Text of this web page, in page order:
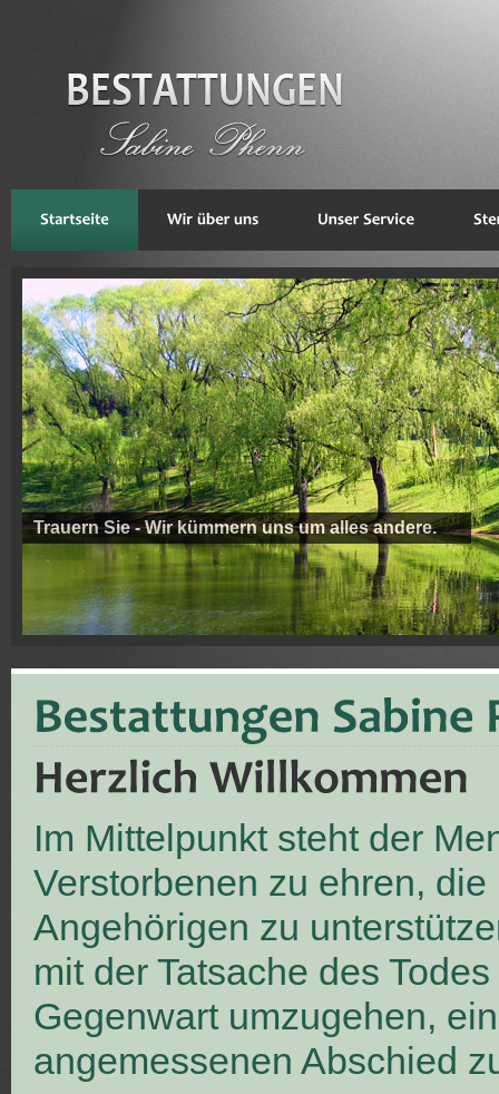
Trauern Sie - Wir kümmern uns um alles andere.
Im Mittelpunkt steht der
Verstorbenen zu ehren, die
Angehörigen zu
mit der Tatsache des
Gegenwart umzugehen,
angemessenen Abschied